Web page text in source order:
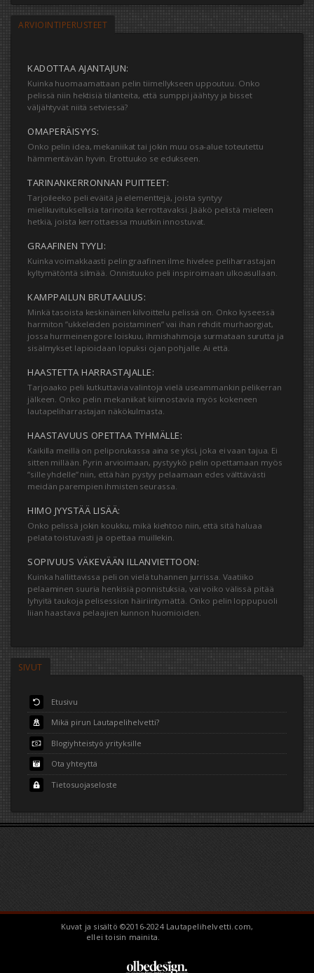
ARVIOINTIPERUSTEET
KADOTTAA AJANTAJUN:
Kuinka huomaamattaan pelin tiimellykseen uppoutuu. Onko
pelissä niin hektisiä tilanteita, että sumppi jäähtyy ja bisset
väljähtyvät niitä setviessä?
OMAPERÄISYYS:
Onko pelin idea, mekaniikat tai jokin muu osa-alue toteutettu
hämmentävän hyvin. Erottuuko se edukseen.
TARINANKERRONNAN PUITTEET:
Tarjoileeko peli eväitä ja elementtejä, joista syntyy
mielikuvituksellisia tarinoita kerrottavaksi. Jääkö pelistä mieleen
hetkiä, joista kerrottaessa muutkin innostuvat.
GRAAFINEN TYYLI:
Kuinka voimakkaasti pelin graafinen ilme hivelee peliharrastajan
kyltymätöntä silmää. Onnistuuko peli inspiroimaan ulkoasullaan.
KAMPPAILUN BRUTAALIUS:
Minkä tasoista keskinäinen kilvoittelu pelissä on. Onko kyseessä
harmiton ”ukkeleiden poistaminen” vai ihan rehdit murhaorgiat,
jossa hurmeinen gore loiskuu, ihmishahmoja surmataan surutta ja
sisälmykset lapioidaan lopuksi ojan pohjalle. Ai että.
HAASTETTA HARRASTAJALLE:
Tarjoaako peli kutkuttavia valintoja vielä useammankin pelikerran
jälkeen. Onko pelin mekaniikat kiinnostavia myös kokeneen
lautapeliharrastajan näkökulmasta.
HAASTAVUUS OPETTAA TYHMÄLLE:
Kaikilla meillä on peliporukassa aina se yksi, joka ei vaan tajua. Ei
sitten millään. Pyrin arvioimaan, pystyykö pelin opettamaan myös
”sille yhdelle” niin, että hän pystyy pelaamaan edes välttävästi
meidän parempien ihmisten seurassa.
HIMO JYYSTÄÄ LISÄÄ:
Onko pelissä jokin koukku, mikä kiehtoo niin, että sitä haluaa
pelata toistuvasti ja opettaa muillekin.
SOPIVUUS VÄKEVÄÄN ILLANVIETTOON:
Kuinka hallittavissa peli on vielä tuhannen jurrissa. Vaatiiko
pelaaminen suuria henkisiä ponnistuksia, vai voiko välissä pitää
lyhyitä taukoja pelisession häiriintymättä. Onko pelin loppupuoli
liian haastava pelaajien kunnon huomioiden.
SIVUT
Etusivu
Mikä pirun Lautapelihelvetti?
Blogiyhteistyö yrityksille
Ota yhteyttä
Tietosuojaseloste
Kuvat ja sisältö ©2016-2024 Lautapelihelvetti.com,
ellei toisin mainita.